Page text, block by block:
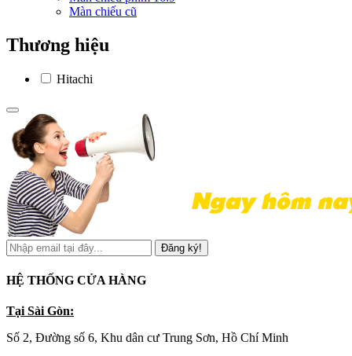
Màn chiếu cũ
Thương hiệu
Hitachi
Đăng ký!
HỆ THỐNG CỬA HÀNG
Tại Sài Gòn:
Số 2, Đường số 6, Khu dân cư Trung Sơn, Hồ Chí Minh